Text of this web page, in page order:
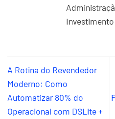
A Rotina do Revendedor
Moderno: Como
Automatizar 80% do
Operacional com DSLite +